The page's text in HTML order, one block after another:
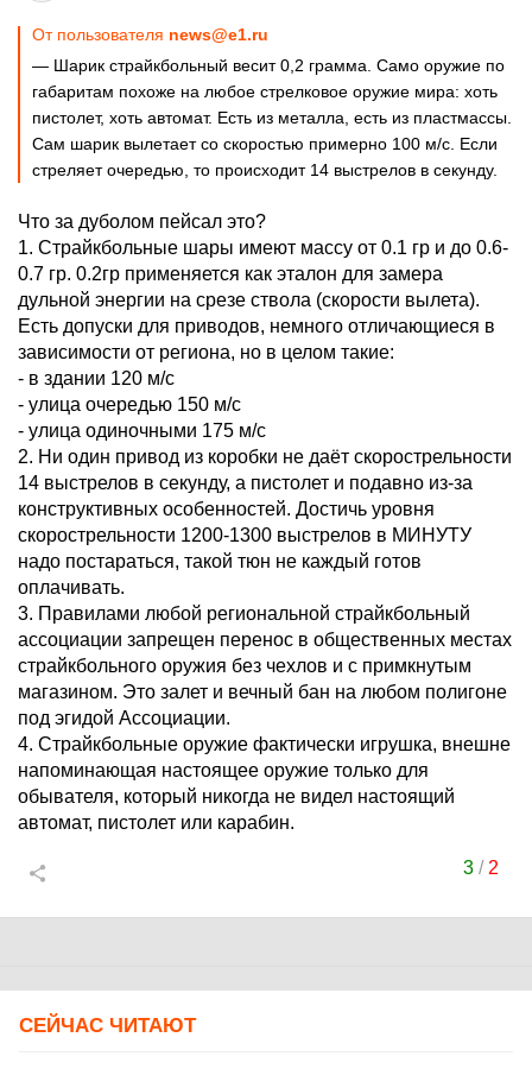
От пользователя news@e1.ru
— Шарик страйкбольный весит 0,2 грамма. Само оружие по
габаритам похоже на любое стрелковое оружие мира: хоть
пистолет, хоть автомат. Есть из металла, есть из пластмассы.
Сам шарик вылетает со скоростью примерно 100 м/с. Если
стреляет очередью, то происходит 14 выстрелов в секунду.
Что за дуболом пейсал это?
1. Страйкбольные шары имеют массу от 0.1 гр и до 0.6-
0.7 гр. 0.2гр применяется как эталон для замера
дульной энергии на срезе ствола (скорости вылета).
Есть допуски для приводов, немного отличающиеся в
зависимости от региона, но в целом такие:
- в здании 120 м/с
- улица очередью 150 м/с
- улица одиночными 175 м/с
2. Ни один привод из коробки не даёт скорострельности
14 выстрелов в секунду, а пистолет и подавно из-за
конструктивных особенностей. Достичь уровня
скорострельности 1200-1300 выстрелов в МИНУТУ
надо постараться, такой тюн не каждый готов
оплачивать.
3. Правилами любой региональной страйкбольный
ассоциации запрещен перенос в общественных местах
страйкбольного оружия без чехлов и с примкнутым
магазином. Это залет и вечный бан на любом полигоне
под эгидой Ассоциации.
4. Страйкбольные оружие фактически игрушка, внешне
напоминающая настоящее оружие только для
обывателя, который никогда не видел настоящий
автомат, пистолет или карабин.
3/ 2
СЕЙЧАС ЧИТАЮТ